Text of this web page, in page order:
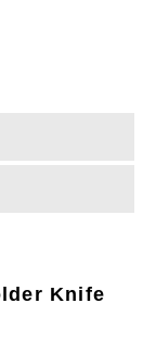
Knife